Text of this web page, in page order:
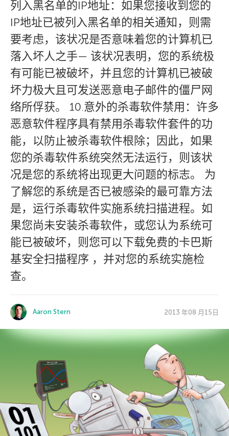
列入黑名单的IP地址：如果您接收到您的
IP地址已被列入黑名单的相关通知，则需
要考虑，该状况是否意味着您的计算机已
落入坏人之手— 该状况表明，您的系统极
有可能已被破坏，并且您的计算机已被破
坏力极大且可发送恶意电子邮件的僵尸网
络所俘获。 10.意外的杀毒软件禁用：许多
恶意软件程序具有禁用杀毒软件套件的功
能，以防止被杀毒软件根除；因此，如果
您的杀毒软件系统突然无法运行，则该状
况是您的系统将出现更大问题的标志。 为
了解您的系统是否已被感染的最可靠方法
是，运行杀毒软件实施系统扫描进程。如
果您尚未安装杀毒软件，或您认为系统可
能已被破坏，则您可以下载免费的卡巴斯
基安全扫描程序 ，并对您的系统实施检
查。
Aaron Stern 2013 年08 月15日